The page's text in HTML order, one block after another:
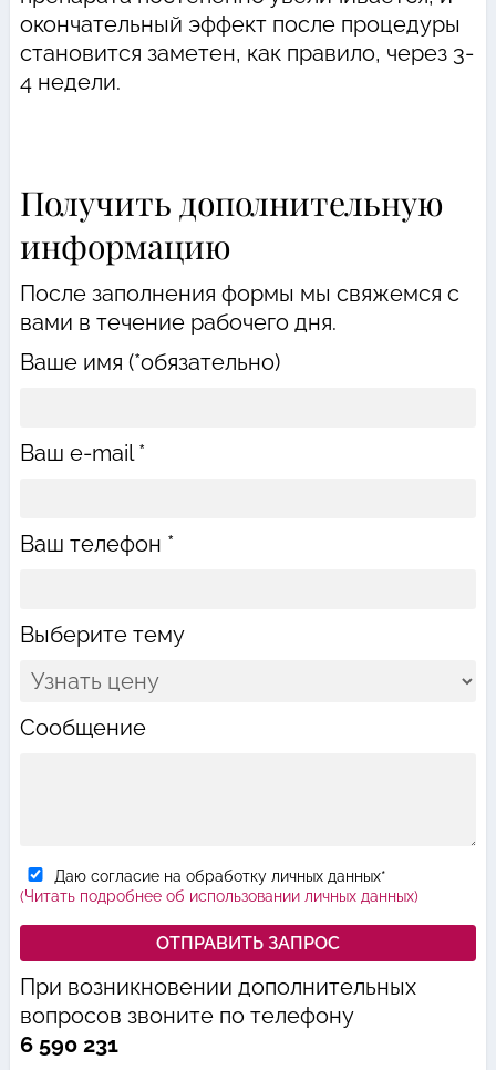
окончательный эффект после процедуры
становится заметен, как правило, через 3-
4 недели.
Получить дополнительную
информацию
После заполнения формы мы свяжемся с
вами в течение рабочего дня.
Ваше имя (*обязательно)
Ваш e-mail *
Ваш телефон *
Выберите тему
Сообщение
Даю согласие на обработку личных данных*
(Читать подробнее об использовании личных данных)
При возникновении дополнительных
вопросов звоните по телефону
6 590 231